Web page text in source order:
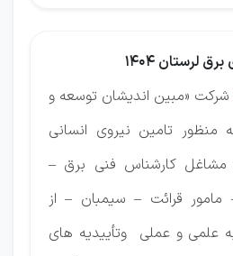
لرستان 1404
شرکت «مبین اندیشان توسعه و
منظور تامین نیروی انسانی
مشاغل کارشناس فنی برق –
قرائت – سیمبان – از
علمی و عملی وتأییدیه های